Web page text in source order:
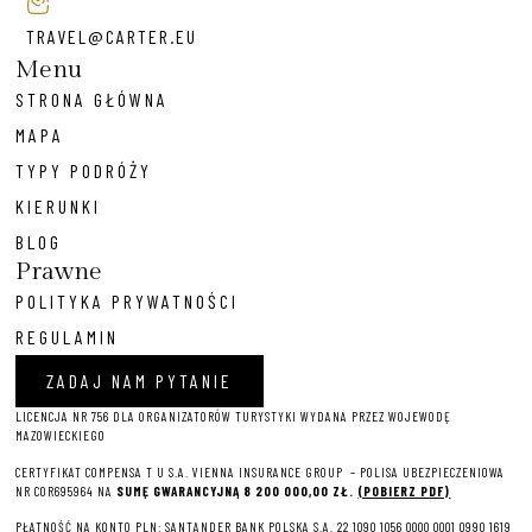
TRAVEL@CARTER.EU
Menu
STRONA GŁÓWNA
MAPA
TYPY PODRÓŻY
KIERUNKI
BLOG
Prawne
POLITYKA PRYWATNOŚCI
REGULAMIN
ZADAJ NAM PYTANIE
LICENCJA NR 756 DLA ORGANIZATORÓW TURYSTYKI WYDANA PRZEZ WOJEWODĘ
MAZOWIECKIEGO
CERTYFIKAT COMPENSA T U S.A. VIENNA INSURANCE GROUP – POLISA UBEZPIECZENIOWA
NR COR695964 NA SUMĘ GWARANCYJNĄ 8 200 000,00 ZŁ. (POBIERZ PDF)
PŁATNOŚĆ NA KONTO PLN: SANTANDER BANK POLSKA S.A. 22 1090 1056 0000 0001 0990 1619